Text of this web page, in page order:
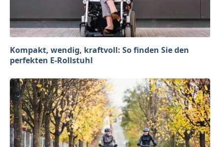
Kompakt, wendig, kraftvoll: So finden Sie den
perfekten E-Rollstuhl